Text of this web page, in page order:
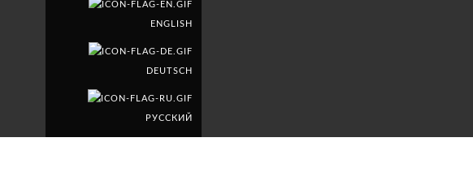
ENGLISH
DEUTSCH
PУССКИЙ